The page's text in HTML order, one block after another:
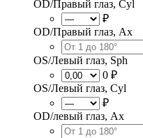
OD/Правый глаз, Cyl
₽
OD/Правый глаз, Ax
OS/Левый глаз, Sph
0 ₽
OS/Левый глаз, Cyl
₽
OD/левый глаз, Ax